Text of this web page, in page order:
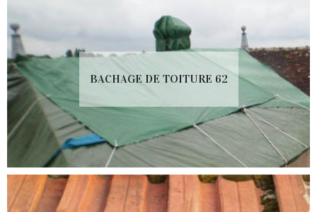
BACHAGE DE TOITURE 62